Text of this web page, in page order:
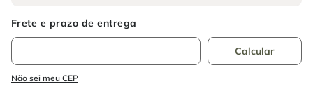
Não sei meu CEP